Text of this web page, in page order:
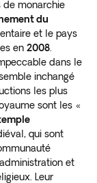
de monarchie
du
et le pays
en 2008
dans le
inchangé
les plus
sont les «
qui sont
et
Leur